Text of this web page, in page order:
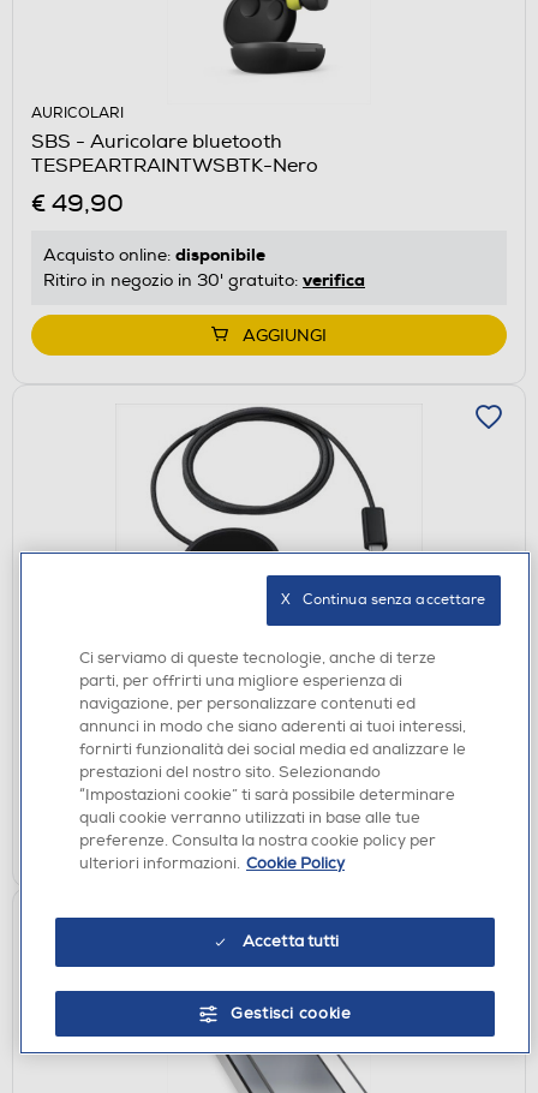
AURICOLARI
SBS - Auricolare bluetooth
TESPEARTRAINTWSBTK-Nero
€ 49,90
Acquisto online: disponibile
Ritiro in negozio in 30' gratuito: verifica
AGGIUNGI
MAGNET CHARGER-Dark Gray
€ 49,90
Acquisto online:disponibile
Ritiro in negozio in 30' gratuito:verifica
AGGIUNGI
Ci serviamo di queste tecnologie, anche di terze
parti, per offrirti una migliore esperienza di
navigazione, per personalizzare contenuti ed
annunci in modo che siano aderenti ai tuoi interessi,
fornirti funzionalità dei social media ed analizzare le
prestazioni del nostro sito. Selezionando
“Impostazioni cookie” ti sarà possibile determinare
quali cookie verranno utilizzati in base alle tue
preferenze. Consulta la nostra cookie policy per
ulteriori informazioni. Cookie Policy
Accetta tutti
Gestisci cookie
X   Continua senza accettare